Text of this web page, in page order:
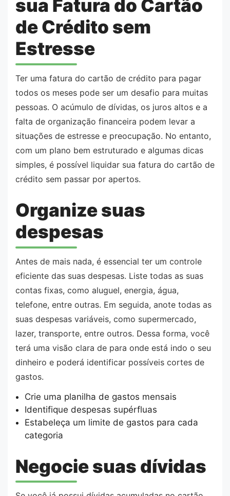
sua Fatura do Cartão
de Crédito sem
Estresse
Ter uma fatura do cartão de crédito para pagar
todos os meses pode ser um desafio para muitas
pessoas. O acúmulo de dívidas, os juros altos e a
falta de organização financeira podem levar a
situações de estresse e preocupação. No entanto,
com um plano bem estruturado e algumas dicas
simples, é possível liquidar sua fatura do cartão de
crédito sem passar por apertos.
Organize suas
despesas
Antes de mais nada, é essencial ter um controle
eficiente das suas despesas. Liste todas as suas
contas fixas, como aluguel, energia, água,
telefone, entre outras. Em seguida, anote todas as
suas despesas variáveis, como supermercado,
lazer, transporte, entre outros. Dessa forma, você
terá uma visão clara de para onde está indo o seu
dinheiro e poderá identificar possíveis cortes de
gastos.
Crie uma planilha de gastos mensais
Identifique despesas supérfluas
Estabeleça um limite de gastos para cada
categoria
Negocie suas dívidas